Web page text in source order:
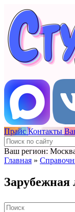
Прайс Контакты
Ваш регион:
Главная »
Зарубежная